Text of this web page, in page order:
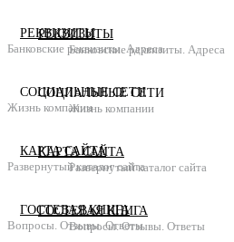
РЕКВИЗИТЫ
Банковские реквизиты. Адреса
СОЦИАЛЬНЫЕ СЕТИ
Жизнь компании
КАРТА САЙТА
Развернутый каталог сайта
ГОСТЕВАЯ КНИГА
Вопросы. Отзывы. Ответы
РЕКВИЗИТЫ
Банковские реквизиты. Адреса
СОЦИАЛЬНЫЕ СЕТИ
Жизнь компании
КАРТА САЙТА
Развернутый каталог сайта
ГОСТЕВАЯ КНИГА
Вопросы. Отзывы. Ответы